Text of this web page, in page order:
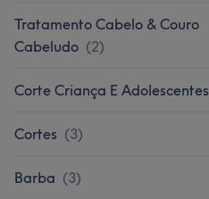
Tratamento Cabelo & Couro
Cabeludo (2)
Corte Criança E Adolescentes
Cortes (3)
Barba (3)